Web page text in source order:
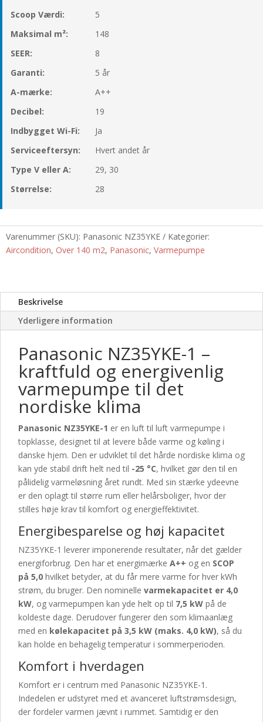
Scoop Værdi:
5
Maksimal m²:
148
SEER:
8
Garanti:
5 år
A-mærke:
A++
Decibel:
19
Indbygget Wi-Fi:
Ja
Serviceeftersyn:
Hvert andet år
Type V eller A:
29, 30
Størrelse:
28
Varenummer (SKU): Panasonic NZ35YKE
Kategorier:
Aircondition, Over 140 m2, Panasonic, Varmepumpe
Beskrivelse
Yderligere information
Panasonic NZ35YKE-1 –
kraftfuld og energivenlig
varmepumpe til det
nordiske klima
Panasonic NZ35YKE-1 er en luft til luft varmepumpe i
topklasse, designet til at levere både varme og køling i
danske hjem. Den er udviklet til det hårde nordiske klima og
kan yde stabil drift helt ned til -25 °C, hvilket gør den til en
pålidelig varmeløsning året rundt. Med sin stærke ydeevne
er den oplagt til større rum eller helårsboliger, hvor der
stilles høje krav til komfort og energieffektivitet.
Energibesparelse og høj kapacitet
NZ35YKE-1 leverer imponerende resultater, når det gælder
energiforbrug. Den har et energimærke A++ og en SCOP
på 5,0 hvilket betyder, at du får mere varme for hver kWh
strøm, du bruger. Den nominelle varmekapacitet er 4,0
kW, og varmepumpen kan yde helt op til 7,5 kW på de
koldeste dage. Derudover fungerer den som klimaanlæg
med en kølekapacitet på 3,5 kW (maks. 4,0 kW), så du
kan holde en behagelig temperatur i sommerperioden.
Komfort i hverdagen
Komfort er i centrum med Panasonic NZ35YKE-1.
Indedelen er udstyret med et avanceret luftstrømsdesign,
der fordeler varmen jævnt i rummet. Samtidig er den